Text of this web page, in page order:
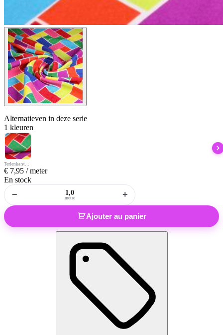
Alternatieven in deze serie
1 kleuren
€ 7,95 / meter
En stock
− mètre +
Ajouter au panier